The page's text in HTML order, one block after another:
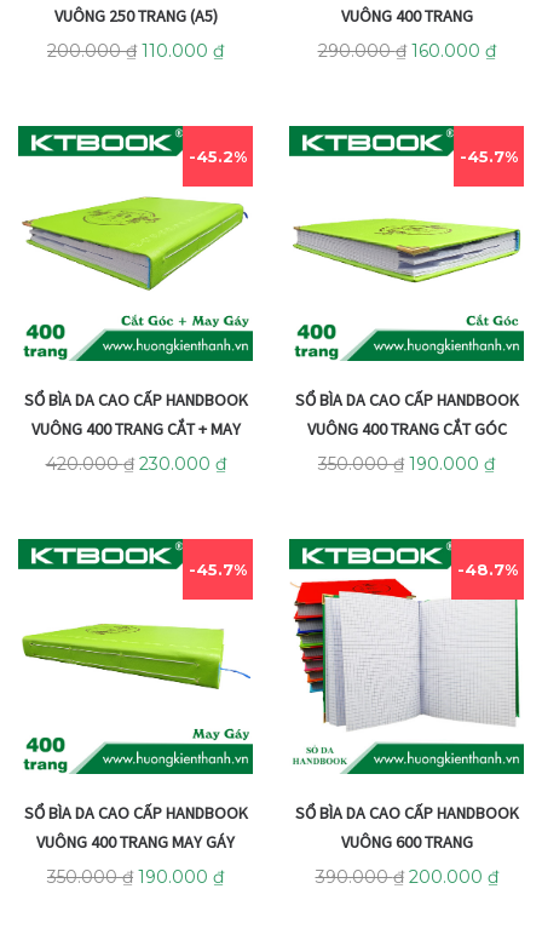
VUÔNG 250 TRANG (A5)
200.000₫ 110.000 ₫
VUÔNG 400 TRANG
290.000₫ 160.000 ₫
45.2%
SỔ BÌA DA CAO CẤP HANDBOOK
VUÔNG 400 TRANG CẮT + MAY
420.000₫ 230.000 ₫
45.7%
SỔ BÌA DA CAO CẤP HANDBOOK
VUÔNG 400 TRANG CẮT GÓC
350.000₫ 190.000 ₫
45.7%
SỔ BÌA DA CAO CẤP HANDBOOK
VUÔNG 400 TRANG MAY GÁY
350.000₫ 190.000 ₫
48.7%
SỔ BÌA DA CAO CẤP HANDBOOK
VUÔNG 600 TRANG
390.000₫ 200.000 ₫